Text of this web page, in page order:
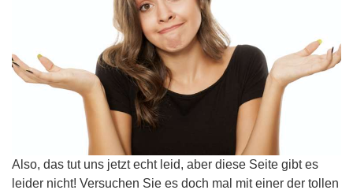
Also, das tut uns jetzt echt leid, aber diese Seite gibt es
leider nicht! Versuchen Sie es doch mal mit einer der tollen